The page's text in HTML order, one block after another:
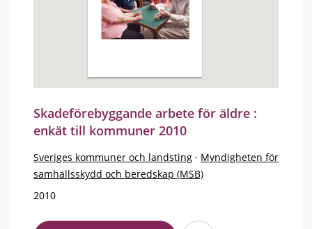
Skadeförebyggande arbete för äldre :
enkät till kommuner 2010
Sveriges kommuner och landsting · Myndigheten för
samhällsskydd och beredskap (MSB)
2010